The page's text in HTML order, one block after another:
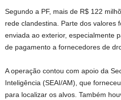
Segundo a PF, mais de R$ 122
rede clandestina. Parte dos valores
enviada ao exterior, especialmente
de pagamento a fornecedores de
A operação contou com apoio da
Inteligência (SEAI/AM), que
para localizar os alvos. Também